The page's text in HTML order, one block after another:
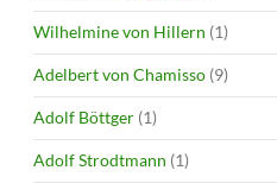
Wilhelmine von Hillern (1)
Adelbert von Chamisso (9)
Adolf Böttger (1)
Adolf Strodtmann (1)